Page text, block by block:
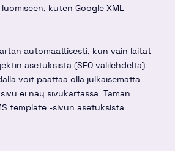
kuten Google XML
automaattisesti, kun vain laitat
asetuksista (SEO välilehdeltä).
voit päättää olla julkaisematta
ei näy sivukartassa. Tämän
template -sivun asetuksista.